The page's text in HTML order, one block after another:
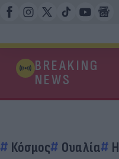
BREAKING
NEWS
Κόσμος Ουαλία